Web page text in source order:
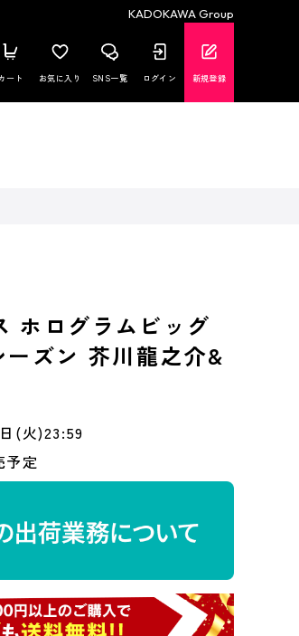
KADOKAWA Group
ート お気に入り SNS一覧 ログイン 新規登録
ホログラムビッグ
ズン 芥川龍之介&
(火)23:59
予定